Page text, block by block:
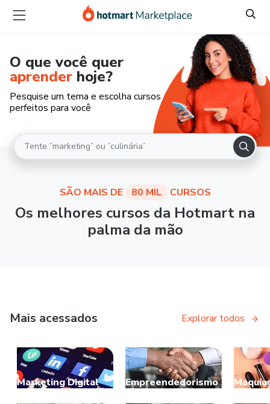
O que você quer
aprender hoje?
Pesquise um tema e escolha cursos
perfeitos para você
SÃO MAIS DE 80 MIL CURSOS
Os melhores cursos da Hotmart na
palma da mão
Mais acessados Explorar todos
Marketing Digital Empreendedorismo